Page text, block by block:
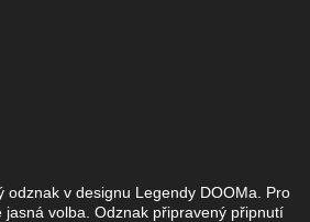
odznak v designu Legendy DOOMa. Pro
volba. Odznak připravený připnutí